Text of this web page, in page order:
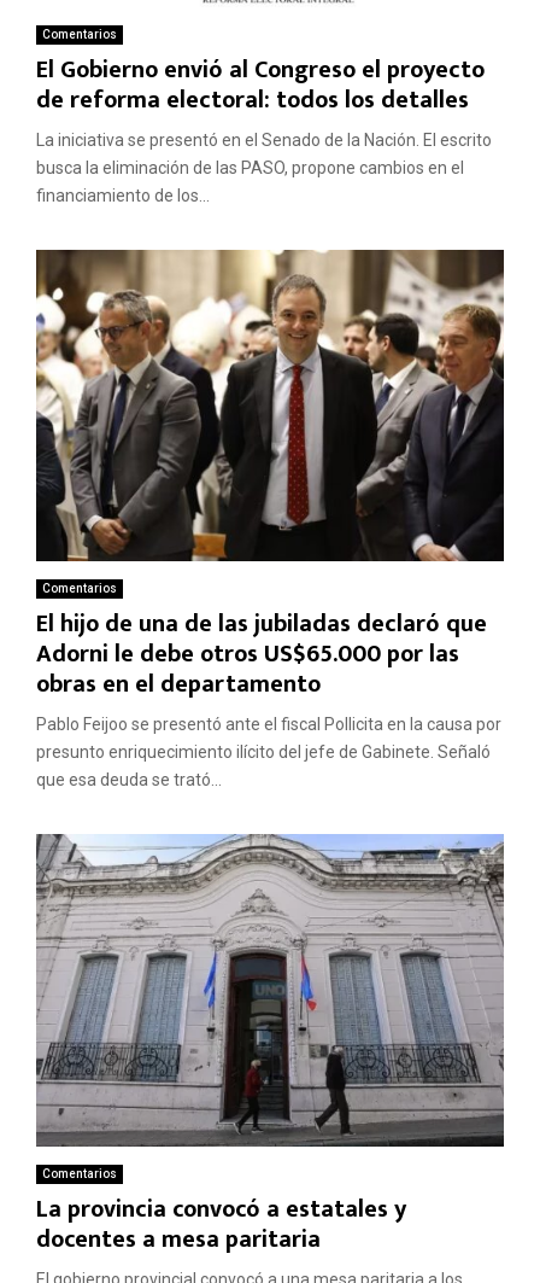
Comentarios
El Gobierno envió al Congreso el proyecto
de reforma electoral: todos los detalles
La iniciativa se presentó en el Senado de la Nación. El escrito
busca la eliminación de las PASO, propone cambios en el
financiamiento de los...
Comentarios
El hijo de una de las jubiladas declaró que
Adorni le debe otros US$65.000 por las
obras en el departamento
Pablo Feijoo se presentó ante el fiscal Pollicita en la causa por
presunto enriquecimiento ilícito del jefe de Gabinete. Señaló
que esa deuda se trató...
Comentarios
La provincia convocó a estatales y
docentes a mesa paritaria